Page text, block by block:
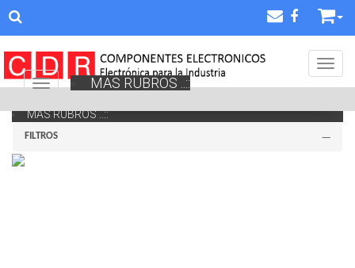
Navigation ein-/ausblenden
MAS RUBROS ..::
MAS RUBROS ..::
FILTROS